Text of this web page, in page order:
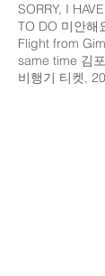
SORRY, I
TO DO 미안해
Flight from
same time 김
비행기 티켓,